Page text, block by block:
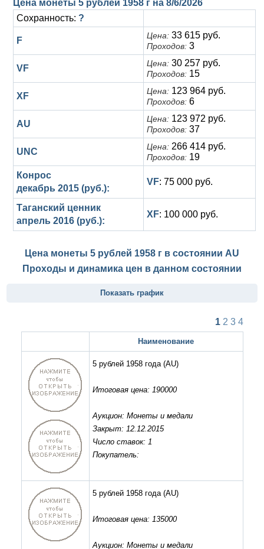
Цена монеты 5 рублей 1958 г на 8/6/2026
Сохранность: ?
F Цена: 33 615 руб.
Проходов: 3
VF Цена: 30 257 руб.
Проходов: 15
XF Цена: 123 964 руб.
Проходов: 6
AU Цена: 123 972 руб.
Проходов: 37
UNC Цена: 266 414 руб.
Проходов: 19
Конрос
декабрь 2015 (руб.):
VF: 75 000 руб.
Таганский ценник
апрель 2016 (руб.):
XF: 100 000 руб.
Цена монеты 5 рублей 1958 г в состоянии AU
Проходы и динамика цен в данном состоянии
Показать график
1 2 3 4
Наименование
5 рублей 1958 года(AU)
Итоговая цена: 190000
Аукцион: Монеты и медали
Закрыт: 12.12.2015
Число ставок: 1
Покупатель:
5 рублей 1958 года(AU)
Итоговая цена: 135000
Аукцион: Монеты и медали